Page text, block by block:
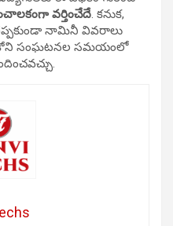
వర్తించేదే. కనుక,
నామినీ వివరాలు
సంఘటనల సమయంలో